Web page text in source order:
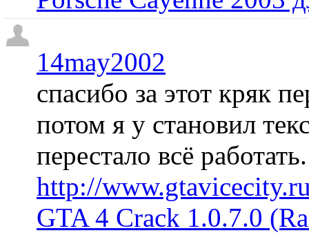
14may2002
спасибо за этот кряк
потом я у становил
перестало всё
http://
GTA 4 Crack 1.0.7.0